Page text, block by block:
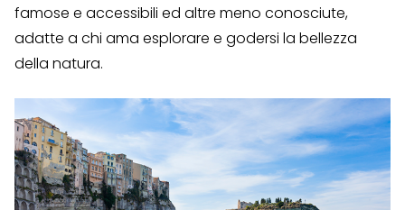
famose e accessibili ed altre meno conosciute,
adatte a chi ama esplorare e godersi la bellezza
della natura.